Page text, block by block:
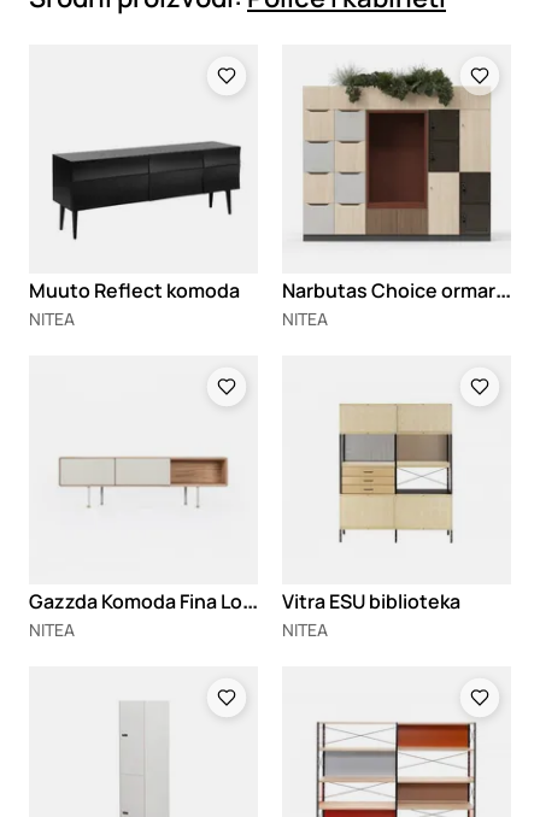
Muuto Reflect komoda
NITEA
N
arbutas Choice ormarići
NITEA
G
azzda Komoda Fina Lowboard 160
NITEA
Vitra ESU biblioteka
NITEA